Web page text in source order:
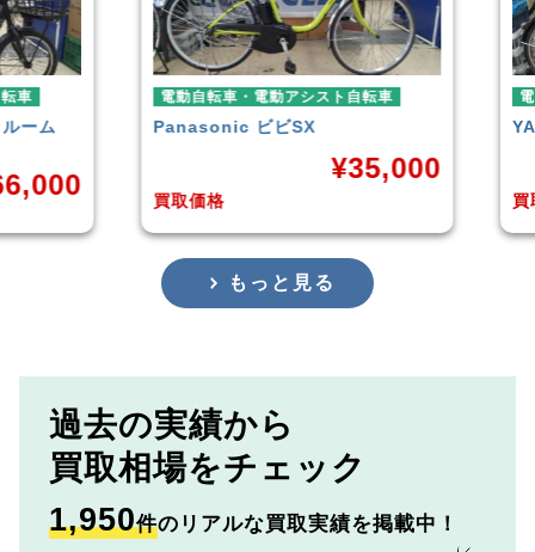
電動自転車・電動アシスト自転車
PanasonicビビSX
買取価格
35,000
電動自
買取価格
もっと見る
過去の実績から
買取相場をチェック
1,950件のリアルな買取実績を掲載中！